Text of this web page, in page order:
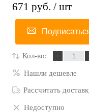
671 руб. / шт
Кол-во:
Нашли дешевле
Рассчитать
Недоступно